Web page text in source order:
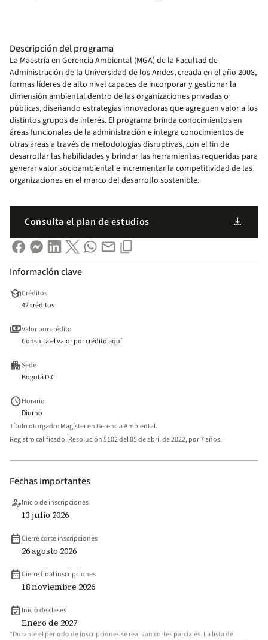
Descripción del programa
La Maestría en Gerencia Ambiental (MGA) de la Facultad de
Administración de la Universidad de los Andes, creada en el año 2008,
formas líderes de alto nivel capaces de incorporar y gestionar la
dimensión ambiental dentro de las organizaciones privadas o
públicas, diseñando estrategias innovadoras que agreguen valor a los
distintos grupos de interés. El programa brinda conocimientos en
áreas funcionales de la administración e integra conocimientos de
otras áreas a través de metodologías disruptivas, con el fin de
desarrollar las habilidades y brindar las herramientas requeridas para
generar valor socioambiental e incrementar la competitividad de las
organizaciones en el marco del desarrollo sostenible.
Consulta el plan de estudios download
Información clave
schoolCréditos
42 créditos
paymentsValor por crédito
Consulta el valor por crédito aquí
apartmentSede
Bogotá D.C.
scheduleHorario
Diurno
Título otorgado: Magíster en Gerencia Ambiental.
Registro calificado: Resolución 5102 del 05 de abril de 2022, por 7 años.
Fechas importantes
person_editInicio de inscripciones
13 julio 2026
date_rangeCierre corte inscripciones
26 agosto 2026
date_rangeCierre final inscripciones
18 noviembre 2026
event_available Inicio de clases
Enero de 2027
*Durante el periodo de inscripciones se realizan cortes parciales. La lista de